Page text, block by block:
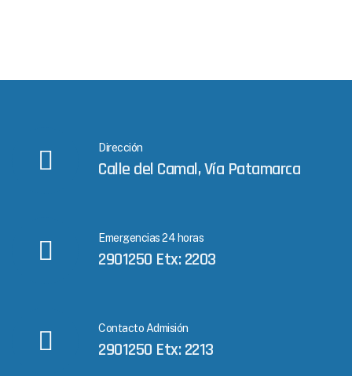
Dirección
Calle del Camal, Vía Patamarca
Emergencias 24 horas
2901250 Etx: 2203
Contacto Admisión
2901250 Etx: 2213